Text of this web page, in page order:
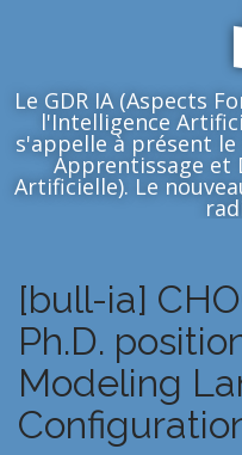
Le GDR IA (Aspects
l'Intelligence
s'appelle à présent le
Apprentissage et
Artificielle). Le
[bull-ia]
Ph.D.
Modeling